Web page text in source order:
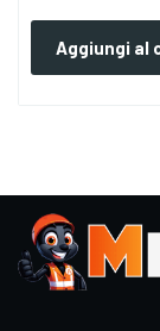
Aggiungi al